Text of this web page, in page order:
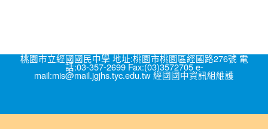
桃園市立經國國民中學 地址:桃園市桃園區經國路276號 電
話:03-357-2699 Fax:(03)3572705 e-
mail:mis@mail.jgjhs.tyc.edu.tw 經國國中資訊組維護